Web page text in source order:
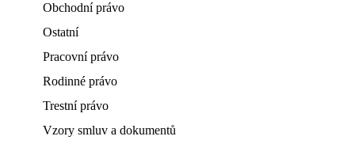
Obchodní právo
Ostatní
Pracovní právo
Rodinné právo
Trestní právo
Vzory smluv a dokumentů